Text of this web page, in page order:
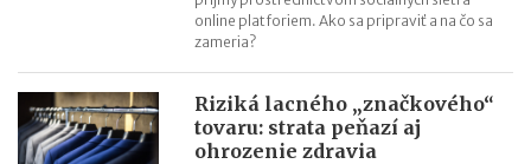
online platforiem. Ako sa pripraviť a na čo sa
zameria?
Riziká lacného „značkového“
tovaru: strata peňazí aj
ohrozenie zdravia